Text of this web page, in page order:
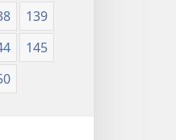
139
145